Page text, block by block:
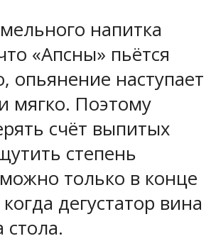
напитка
«Апсны» пьётся
опьянение наступает
мягко. Поэтому
счёт выпитых
степень
только в конце
дегустатор вина
стола.